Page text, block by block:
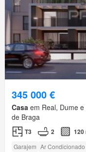
345 000 €
Casa em Real, Dume
de Braga
T3 2 120
Garajem Ar Condicionado